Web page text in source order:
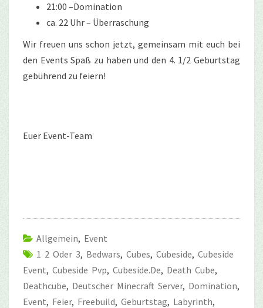
21:00 –Domination
ca. 22 Uhr – Überraschung
Wir freuen uns schon jetzt, gemeinsam mit euch bei
den Events Spaß zu haben und den 4. 1/2 Geburtstag
gebührend zu feiern!
Euer Event-Team
Allgemein, Event
1 2 Oder 3, Bedwars, Cubes, Cubeside, Cubeside
Event, Cubeside Pvp, Cubeside.de, Death Cube,
Deathcube, Deutscher Minecraft Server, Domination,
Event, Feier, Freebuild, Geburtstag, Labyrinth,